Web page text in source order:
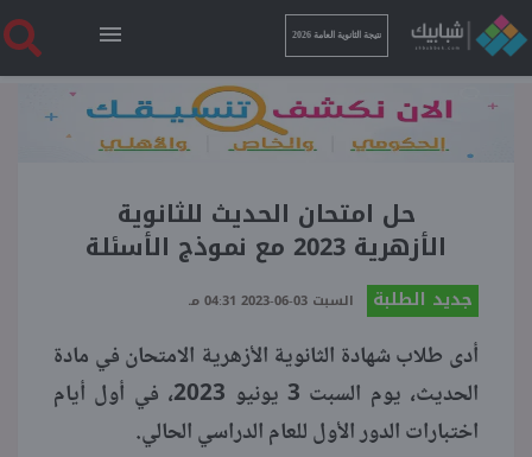
نتيجة الثانوية العامة 2026
الرئيسية
نتيجة الثانوية العامة 2026
فنجان قهوة
بوابة الطلبة
حل امتحان الحديث للثانوية
الأزهرية 2023 مع نموذج الأسئلة
جديد الطلبة السبت 03-06-2023 04:31 مـ
أدى طلاب شهادة الثانوية الأزهرية الامتحان في مادة
الحديث، يوم السبت 3 يونيو 2023، في أول أيام
اختبارات الدور الأول للعام الدراسي الحالي.